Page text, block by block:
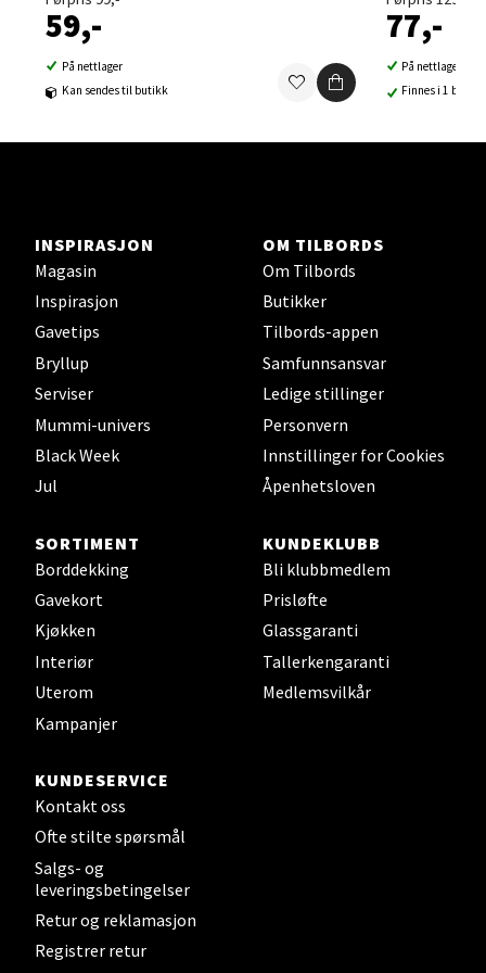
59,-
På nettlager
Kan sendes til butikk
77,-
På nettlager
Finnes i 1 butikk
INSPIRASJON
Magasin
Inspirasjon
Gavetips
Bryllup
Serviser
Mummi-univers
Black Week
Jul
OM TILBORDS
Om Tilbords
Butikker
Tilbords-appen
Samfunnsansvar
Ledige stillinger
Personvern
Innstillinger for Cookies
Åpenhetsloven
SORTIMENT
Borddekking
Gavekort
Kjøkken
Interiør
Uterom
Kampanjer
KUNDEKLUBB
Bli klubbmedlem
Prisløfte
Glassgaranti
Tallerkengaranti
Medlemsvilkår
KUNDESERVICE
Kontakt oss
Ofte stilte spørsmål
Salgs- og
leveringsbetingelser
Retur og reklamasjon
Registrer retur
0 i butikk
Velg
Strangata 26, 8400 Sortland
Åpent i dag 10-19
0 i butikk
Steinkjer - Thon Senter Steinkjer
Åpent i dag 10-20
0 i butikk
Velg
Torgbakken 2, 5401 Stord
Åpent i dag 10-17
0 i butikk